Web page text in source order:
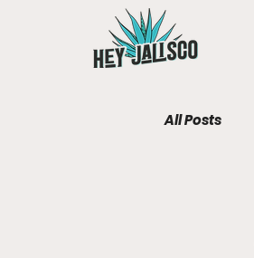
All Posts